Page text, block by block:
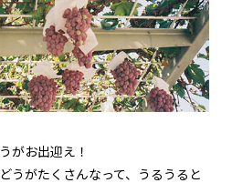
お出迎え！
うがたくさんなって、うるうると